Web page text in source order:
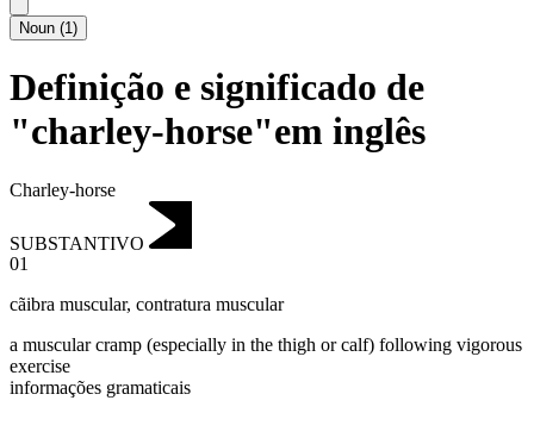
Noun (1)
Definição e significado de
"charley-horse"em inglês
Charley-horse
SUBSTANTIVO
01
cãibra muscular, contratura muscular
a muscular cramp (especially in the thigh or calf) following vigorous
exercise
informações gramaticais